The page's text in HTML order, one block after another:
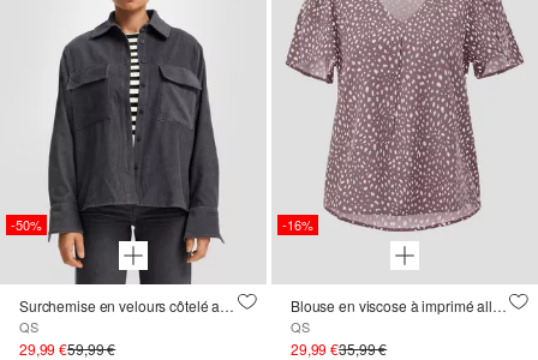
-50%
Surchemise en velours côtelé avec poches poitrine
QS
29,99 €59,99 €
-16%
Blouse en viscose à imprimé all-over
QS
29,99 €35,99 €